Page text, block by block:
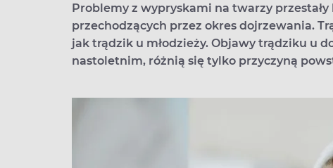
Problemy z wypryskami na twarzy
przechodzących przez okres dojrzewania.
jak trądzik u młodzieży. Objawy trądziku u
nastoletnim, różnią się tylko przyczyną